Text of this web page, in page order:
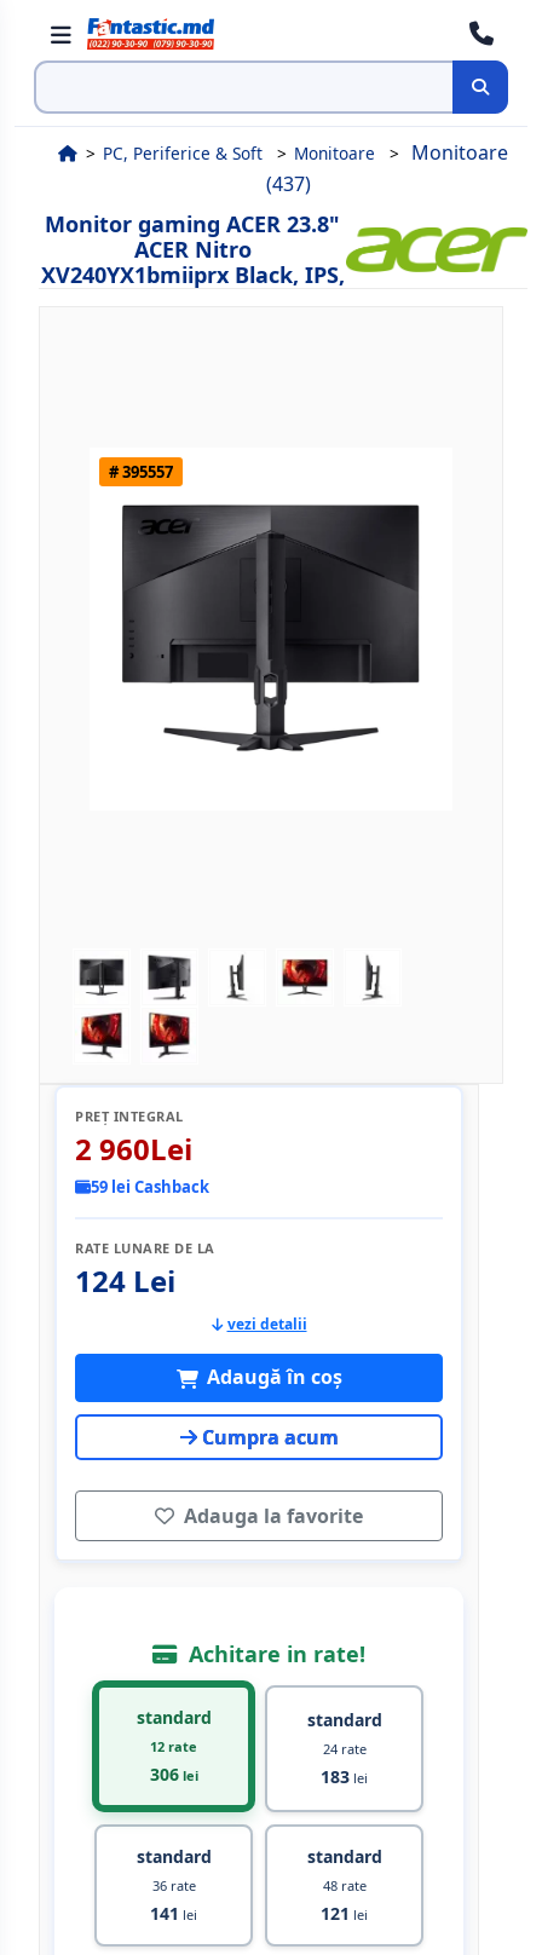
Cauta
PC, Periferice & Soft Monitoare
Monitoare
(437)
Monitor gaming ACER 23.8"
ACER Nitro
XV240YX1bmiiprx Black, IPS,
# 395557
PREȚ INTEGRAL
2 960Lei
59 lei Cashback
RATE LUNARE DE LA
124 Lei
vezi detalii
Adaugă în coș
Cumpra acum
Adauga la favorite
Achitare in rate!
standard
12 rate
306lei
standard
24 rate
183 lei
standard
36 rate
141 lei
standard
48 rate
121 lei